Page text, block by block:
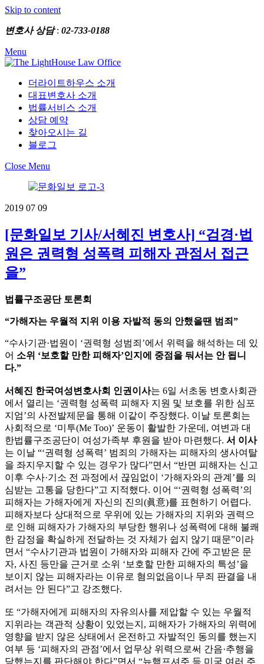
Skip to content
변호사 상담: 02-733-0188
Menu
더라이트하우스 소개
대표변호사 소개
법률서비스 소개
상담 예약
찾아오시는 길
블로그
Close Menu
2019 07 09
[문화일보 기사/서혜진 변호사] “검경·법
원은 권력형 성폭력 피해자 관점서 접근
을”
법률구조공단 토론회
“가해자는 우월적 지위 이용 자발적 동의 안했을땐 범죄”
“수사기관·법원이 ‘권력형 성범죄’에서 위력을 해석하는 데 있
어 소위 ‘보호할 만한 피해자’인지에 중점을 둬서는 안 됩니
다.”
서혜진 한국여성변호사회 인권이사는 6일 서초동 변호사회관
에서 열리는 ‘권력형 성폭력 피해자 지원 및 보호를 위한 심포
지엄’의 사전발제문을 통해 이같이 주장했다. 이날 토론회는
사회적으로 ‘미투(Me Too)’ 운동이 활발한 가운데, 여변과 대
한법률구조공단이 여성가족부 후원을 받아 마련했다. 서 이사
는 이날 “‘권력형 성폭력’ 범죄의 가해자는 피해자의 생사여탈
을 좌지우지할 수 있는 경우가 많다”면서 “반면 피해자는 신고
이후 수사·기소 전 과정에서 끊임없이 ‘가해자와의 관계’를 의
심받는 고통을 당한다”고 지적했다. 이어 “‘권력형 성폭력’의
피해자는 가해자에게 자신의 진의(眞意)를 표현하기 어렵다.
피해자보다 상대적으로 우위에 있는 가해자의 지위와 권력으
로 인해 피해자가 가해자의 부당한 행위나 성폭력에 대해 불쾌
한 감정을 확실하게 전달하는 것 자체가 쉽지 않기 때문”이라
면서 “수사기관과 법원이 가해자와 피해자 간에 주고받은 문
자, 사진 등만을 근거로 소위 ‘보호할 만한 피해자의 특성’을
보이지 않는 피해자라는 이유로 혐의없음이나 무죄 판결을 내
려서는 안 된다”고 강조했다.
또 “가해자에게 피해자의 자유의사를 제압할 수 있는 우월적
지위라는 객관적 상황이 있었는지, 피해자가 가해자의 위력에
영향을 받지 않은 상태에서 온전하고 자발적인 동의를 했는지
여부 등 ‘피해자의 관점’에서 업무상 위력으로써 간음·추행을
당했는지를 판단해야 한다”면서 “뉴햄프셔주 등 미국 여러 주